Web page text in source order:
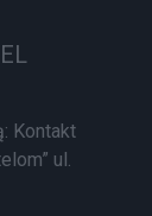
Kontakt
ul.